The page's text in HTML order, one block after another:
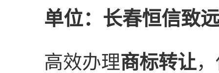
单位：长春恒信致
高效办理商标转让